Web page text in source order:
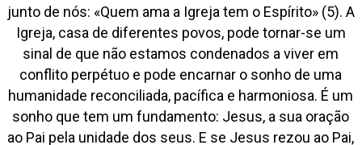
junto de nós: «Quem ama a Igreja tem o Espírito» (5). A
Igreja, casa de diferentes povos, pode tornar-se um
sinal de que não estamos condenados a viver em
conflito perpétuo e pode encarnar o sonho de uma
humanidade reconciliada, pacífica e harmoniosa. É um
sonho que tem um fundamento: Jesus, a sua oração
ao Pai pela unidade dos seus. E se Jesus rezou ao Pai,